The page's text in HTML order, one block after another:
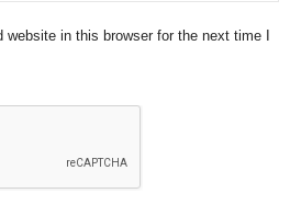
website in this browser for the next time I